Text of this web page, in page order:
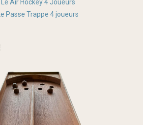
Le Air Hockey 4 Joueurs
Le Passe Trappe 4 joueurs